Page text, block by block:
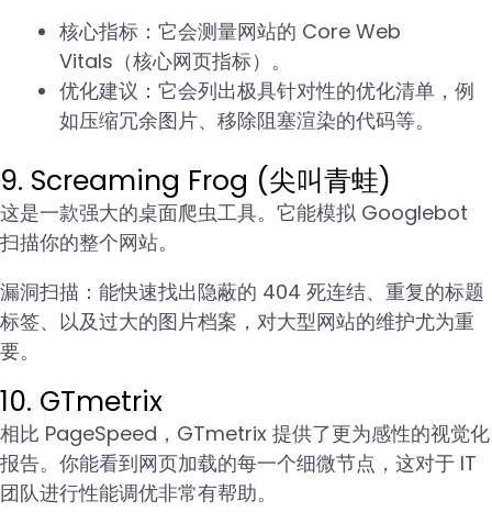
核心指标：它会测量网站的 Core Web
Vitals（核心网页指标）。
优化建议：它会列出极具针对性的优化清单，例
如压缩冗余图片、移除阻塞渲染的代码等。
9. Screaming Frog (尖叫青蛙)
这是一款强大的桌面爬虫工具。它能模拟 Googlebot
扫描你的整个网站。
漏洞扫描：能快速找出隐蔽的 404 死连结、重复的标题
标签、以及过大的图片档案，对大型网站的维护尤为重
要。
10. GTmetrix
相比 PageSpeed，GTmetrix 提供了更为感性的视觉化
报告。你能看到网页加载的每一个细微节点，这对于 IT
团队进行性能调优非常有帮助。